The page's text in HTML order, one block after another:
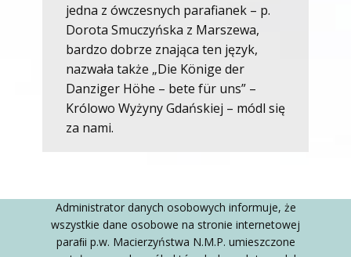
jedna z ówczesnych parafianek – p.
Dorota Smuczyńska z Marszewa,
bardzo dobrze znająca ten język,
nazwała także „Die Könige der
Danziger Höhe – bete für uns” –
Królowo Wyżyny Gdańskiej – módl się
za nami.
Administrator danych osobowych informuje, że
wszystkie dane osobowe na stronie internetowej
paraﬁi p.w. Macierzyństwa N.M.P. umieszczone